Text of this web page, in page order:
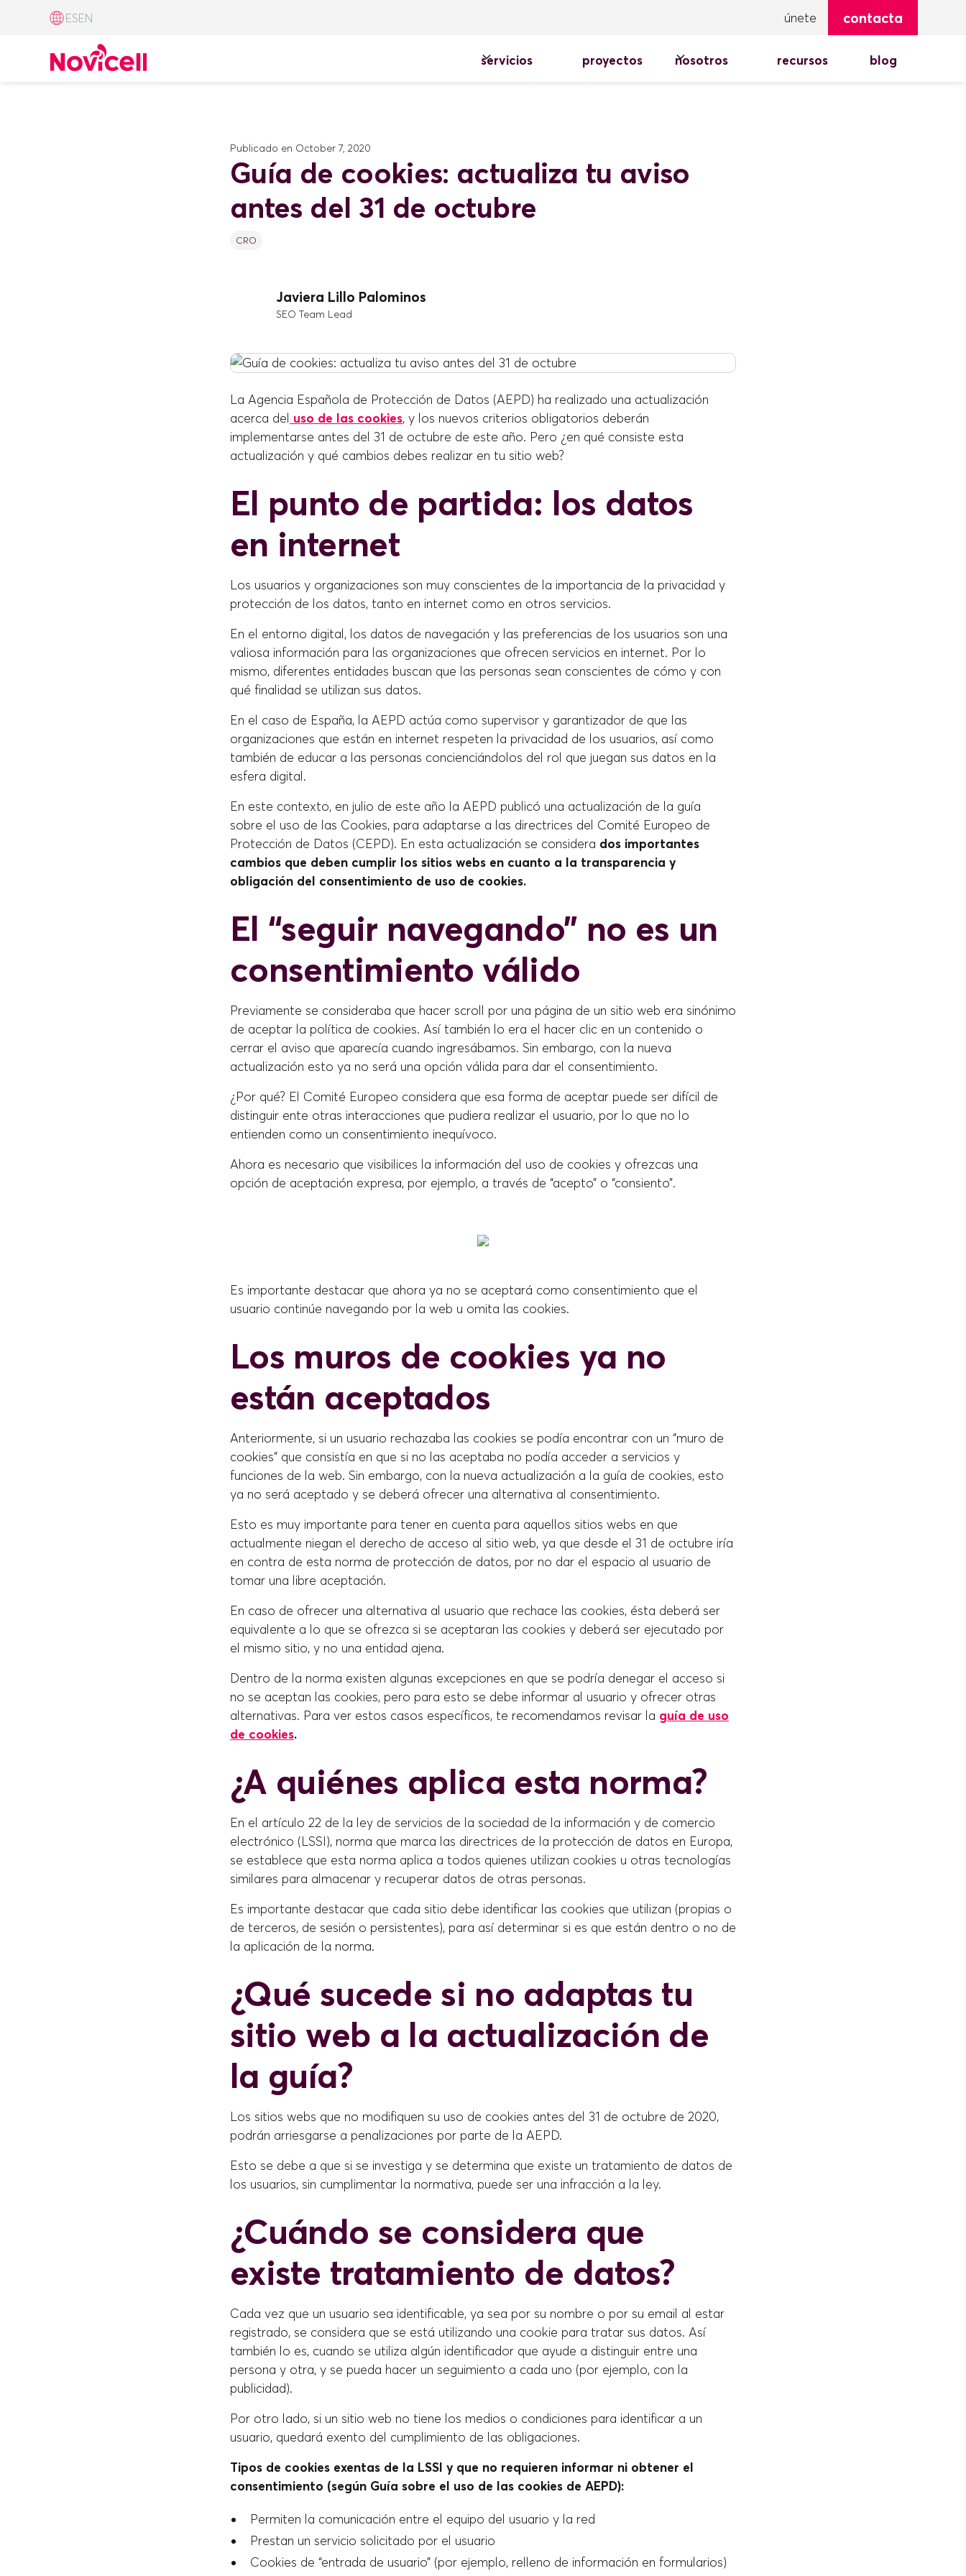
ESEN únete contacta
servicios proyectos nosotros recursos blog
Publicado en October 7, 2020
Guía de cookies: actualiza tu aviso
antes del 31 de octubre
CRO
Javiera Lillo Palominos
SEO Team Lead
La Agencia Española de Protección de Datos (AEPD) ha realizado una actualización
acerca del uso de las cookies, y los nuevos criterios obligatorios deberán
implementarse antes del 31 de octubre de este año. Pero ¿en qué consiste esta
actualización y qué cambios debes realizar en tu sitio web?
El punto de partida: los datos
en internet
Los usuarios y organizaciones son muy conscientes de la importancia de la privacidad y
protección de los datos, tanto en internet como en otros servicios.
En el entorno digital, los datos de navegación y las preferencias de los usuarios son una
valiosa información para las organizaciones que ofrecen servicios en internet. Por lo
mismo, diferentes entidades buscan que las personas sean conscientes de cómo y con
qué finalidad se utilizan sus datos.
En el caso de España, la AEPD actúa como supervisor y garantizador de que las
organizaciones que están en internet respeten la privacidad de los usuarios, así como
también de educar a las personas concienciándolos del rol que juegan sus datos en la
esfera digital.
En este contexto, en julio de este año la AEPD publicó una actualización de la guía
sobre el uso de las Cookies, para adaptarse a las directrices del Comité Europeo de
Protección de Datos (CEPD). En esta actualización se considera dos importantes
cambios que deben cumplir los sitios webs en cuanto a la transparencia y
obligación del consentimiento de uso de cookies.
El “seguir navegando” no es un
consentimiento válido
Previamente se consideraba que hacer scroll por una página de un sitio web era sinónimo
de aceptar la política de cookies. Así también lo era el hacer clic en un contenido o
cerrar el aviso que aparecía cuando ingresábamos. Sin embargo, con la nueva
actualización esto ya no será una opción válida para dar el consentimiento.
¿Por qué? El Comité Europeo considera que esa forma de aceptar puede ser difícil de
distinguir ente otras interacciones que pudiera realizar el usuario, por lo que no lo
entienden como un consentimiento inequívoco.
Ahora es necesario que visibilices la información del uso de cookies y ofrezcas una
opción de aceptación expresa, por ejemplo, a través de “acepto” o “consiento”.
Es importante destacar que ahora ya no se aceptará como consentimiento que el
usuario continúe navegando por la web u omita las cookies.
Los muros de cookies ya no
están aceptados
Anteriormente, si un usuario rechazaba las cookies se podía encontrar con un “muro de
cookies” que consistía en que si no las aceptaba no podía acceder a servicios y
funciones de la web. Sin embargo, con la nueva actualización a la guía de cookies, esto
ya no será aceptado y se deberá ofrecer una alternativa al consentimiento.
Esto es muy importante para tener en cuenta para aquellos sitios webs en que
actualmente niegan el derecho de acceso al sitio web, ya que desde el 31 de octubre iría
en contra de esta norma de protección de datos, por no dar el espacio al usuario de
tomar una libre aceptación.
En caso de ofrecer una alternativa al usuario que rechace las cookies, ésta deberá ser
equivalente a lo que se ofrezca si se aceptaran las cookies y deberá ser ejecutado por
el mismo sitio, y no una entidad ajena.
Dentro de la norma existen algunas excepciones en que se podría denegar el acceso si
no se aceptan las cookies, pero para esto se debe informar al usuario y ofrecer otras
alternativas. Para ver estos casos específicos, te recomendamos revisar la guía de uso
de cookies.
¿A quiénes aplica esta norma?
En el artículo 22 de la ley de servicios de la sociedad de la información y de comercio
electrónico (LSSI), norma que marca las directrices de la protección de datos en Europa,
se establece que esta norma aplica a todos quienes utilizan cookies u otras tecnologías
similares para almacenar y recuperar datos de otras personas.
Es importante destacar que cada sitio debe identificar las cookies que utilizan (propias o
de terceros, de sesión o persistentes), para así determinar si es que están dentro o no de
la aplicación de la norma.
¿Qué sucede si no adaptas tu
sitio web a la actualización de
la guía?
Los sitios webs que no modifiquen su uso de cookies antes del 31 de octubre de 2020,
podrán arriesgarse a penalizaciones por parte de la AEPD.
Esto se debe a que si se investiga y se determina que existe un tratamiento de datos de
los usuarios, sin cumplimentar la normativa, puede ser una infracción a la ley.
¿Cuándo se considera que
existe tratamiento de datos?
Cada vez que un usuario sea identificable, ya sea por su nombre o por su email al estar
registrado, se considera que se está utilizando una cookie para tratar sus datos. Así
también lo es, cuando se utiliza algún identificador que ayude a distinguir entre una
persona y otra, y se pueda hacer un seguimiento a cada uno (por ejemplo, con la
publicidad).
Por otro lado, si un sitio web no tiene los medios o condiciones para identificar a un
usuario, quedará exento del cumplimiento de las obligaciones.
Tipos de cookies exentas de la LSSI y que no requieren informar ni obtener el
consentimiento (según Guía sobre el uso de las cookies de AEPD):
Permiten la comunicación entre el equipo del usuario y la red
Prestan un servicio solicitado por el usuario
Cookies de “entrada de usuario” (por ejemplo, relleno de información en formularios)